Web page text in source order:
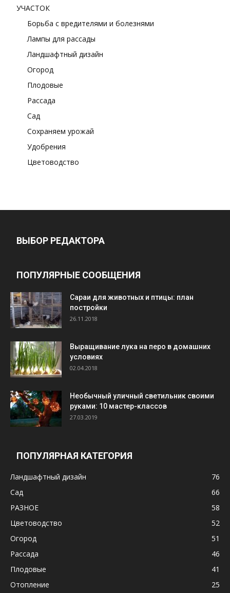
УЧАСТОК
Борьба с вредителями и болезнями
Лампы для рассады
Ландшафтный дизайн
Огород
Плодовые
Рассада
Сад
Сохраняем урожай
Удобрения
Цветоводство
ВЫБОР РЕДАКТОРА
ПОПУЛЯРНЫЕ СООБЩЕНИЯ
Cараи для животных и птицы: план
постройки
26.11.2018
Выращивание лука на перо в домашних
условиях
02.04.2018
Необычный уличный светильник своими
руками: 10 мастер-классов
27.03.2019
ПОПУЛЯРНАЯ КАТЕГОРИЯ
Ландшафтный дизайн
76
Сад
66
РАЗНОЕ
58
Цветоводство
52
Огород
51
Рассада
46
Плодовые
41
Отопление
25